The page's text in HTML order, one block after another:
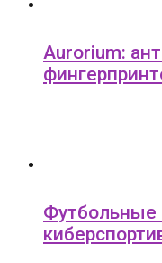
Aurorium:
Футбольные